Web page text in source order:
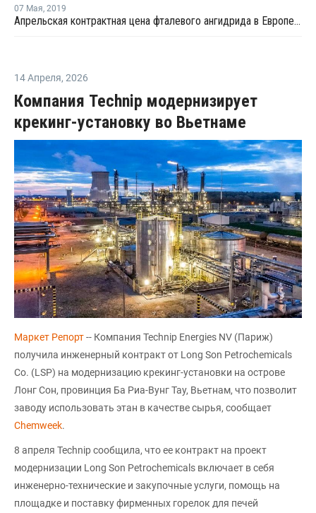
07 Мая, 2019
Апрельская контрактная цена фталевого ангидрида в Европе выросла на EUR70 за тонну
14 Апреля, 2026
Компания Technip модернизирует
крекинг-установку во Вьетнаме
Маркет Репорт-- Компания Technip Energies NV (Париж)
получила инженерный контракт от Long Son Petrochemicals
Co. (LSP) на модернизацию крекинг-установки на острове
Лонг Сон, провинция Ба Риа-Вунг Тау, Вьетнам, что позволит
заводу использовать этан в качестве сырья, сообщает
Chemweek.
8 апреля Technip сообщила, что ее контракт на проект
модернизации Long Son Petrochemicals включает в себя
инженерно-технические и закупочные услуги, помощь на
площадке и поставку фирменных горелок для печей